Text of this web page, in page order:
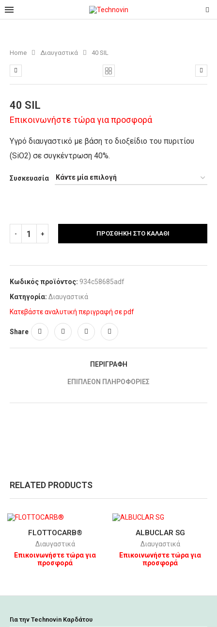
Home Διαυγαστικά 40 SIL
40 SIL
Επικοινωνήστε τώρα για προσφορά
Υγρό διαυγαστικό με βάση το διοξείδιο του πυριτίου
(SiO2) σε συγκέντρωση 40%.
Συσκευασία
ΠΡΟΣΘΉΚΗ ΣΤΟ ΚΑΛΆΘΙ
Κωδικός προϊόντος: 934c58685adf
Κατηγορία: Διαυγαστικά
Κατεβάστε αναλυτική περιγραφή σε pdf
Share
ΠΕΡΙΓΡΑΦΉ
ΕΠΙΠΛΈΟΝ ΠΛΗΡΟΦΟΡΊΕΣ
RELATED PRODUCTS
FLOTTOCARB®
Διαυγαστικά
Επικοινωνήστε τώρα για
προσφορά
ALBUCLAR SG
Διαυγαστικά
Επικοινωνήστε τώρα για
προσφορά
Για την Technovin Καρδάτου